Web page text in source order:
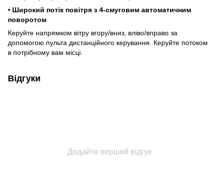
• Широкий потік повітря з 4-смуговим автоматичним
поворотом
Керуйте напрямком вітру вгору/вниз, вліво/вправо за
допомогою пульта дистанційного керування. Керуйте потоком
в потрібному вам місці.
Відгуки
Додайте перший відгук